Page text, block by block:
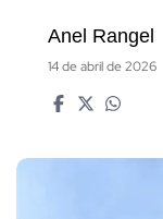
Anel Rangel
14 de abril de 2026